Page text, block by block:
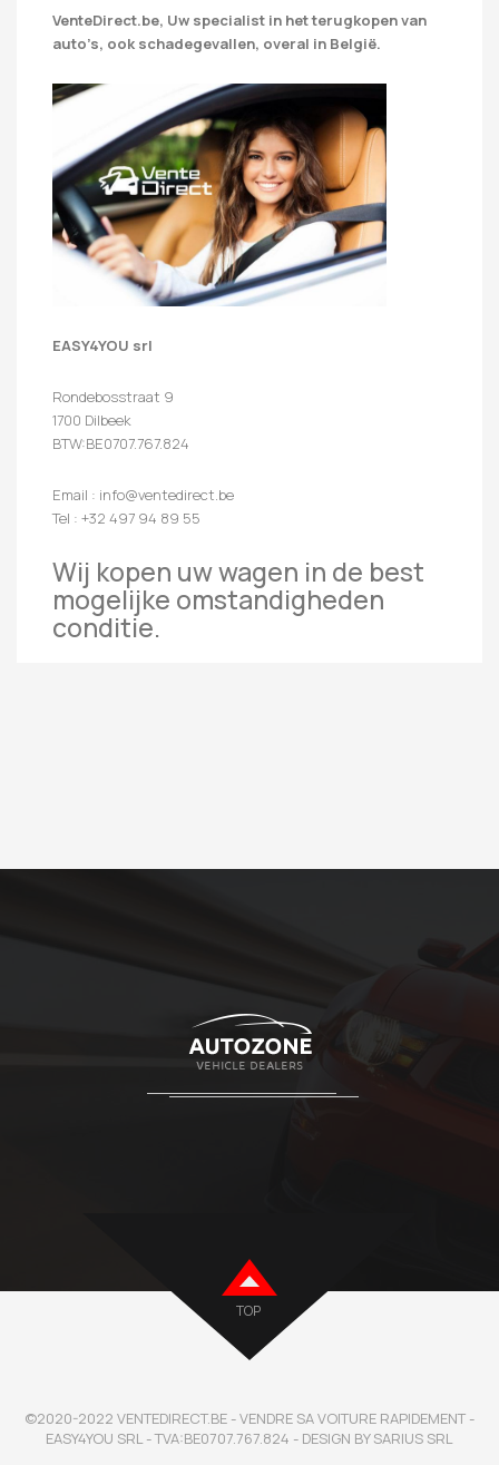
VenteDirect.be, Uw specialist in het terugkopen van
auto’s, ook schadegevallen, overal in België.
EASY4YOU srl
Rondebosstraat 9
1700 Dilbeek
BTW:BE0707.767.824
Email : info@ventedirect.be
Tel : +32 497 94 89 55
Wij kopen uw wagen in de best
mogelijke omstandigheden
conditie.
TOP
©2020-2022 VENTEDIRECT.BE - VENDRE SA VOITURE RAPIDEMENT -
EASY4YOU SRL - TVA:BE0707.767.824 - DESIGN BY SARIUS SRL